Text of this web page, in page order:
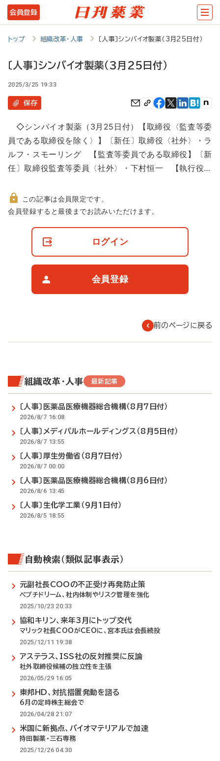
メ
イ
テ
動
会員登録
トップ 組織改革・人事 〔人事〕シンバイオ製薬（3月25日付）
〔人事〕シンバイオ製薬（3月25日付）
2025/3/25 19:33
保存
◇シンバイオ製薬（3月25日付）【取締役〈監査等委
員である取締役を除く〉】〔新任〕取締役〈社外〉・ラ
ルフ・スモーリング 【監査等委員である取締役】〔新
任〕取締役監査等委員〈社外〉・下村恒一 【執行役…
非
この記事は会員限定です。
会員登録すると最後までお読みいただけます。
ログイン
会員登録
前のページに戻る
組織改革・人事 最新記事
〔人事〕医薬品医療機器総合機構（8月7日付）
2026/8/7 16:08
〔人事〕メディパルホールディングス（8月5日付）
2026/8/7 13:55
〔人事〕厚生労働省（8月7日付）
2026/8/7 00:00
〔人事〕医薬品医療機器総合機構（8月6日付）
2026/8/6 13:45
〔人事〕生化学工業（9月1日付）
2026/8/5 18:55
自動検索（類似記事表示）
元副社長COOの不正受け再発防止策
ペプチドリーム、社内体制やリスク管理を強化
2025/10/23 20:33
協和キリン、来年3月にトップ交代
マリック社長COOがCEOに、宮本氏は会長続投
2025/12/11 19:38
アステラス、ISS社の反対推奨に反論
社外取締役候補の独立性を主張
2026/05/29 16:05
東邦HD、対抗措置発動を諮る
6月の定時株主総会で
2026/04/28 21:07
米国に新拠点、バイオマテリアルで加速
持田製薬・三石専務
2025/12/26 04:30